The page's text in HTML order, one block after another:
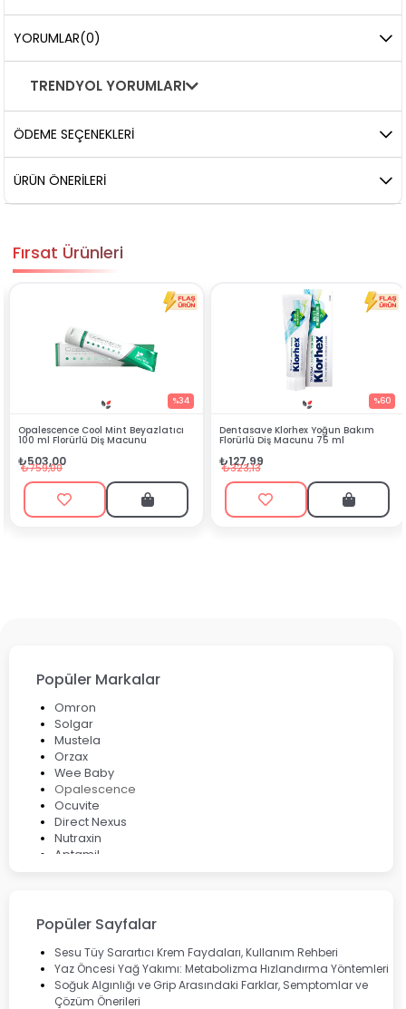
YORUMLAR(0)
TRENDYOL YORUMLARI
ÖDEME SEÇENEKLERI
ÜRÜN ÖNERILERI
Fırsat Ürünleri
Dentasave Klorhex Yoğun Bakım
Florürlü Diş Macunu 75 ml
Black Berry Bitkisel Sprey
Popüler Markalar
Omron
Solgar
Mustela
Orzax
Wee Baby
Opalescence
Ocuvite
Direct Nexus
Nutraxin
Aptamil
Lansinoh
Cebrolux
Dermoskin
Marvis
Rcfarma
Popüler Sayfalar
Sesu Tüy Sarartıcı Krem Faydaları, Kullanım Rehberi
Yaz Öncesi Yağ Yakımı: Metabolizma Hızlandırma Yöntemleri
Soğuk Algınlığı ve Grip Arasındaki Farklar, Semptomlar ve
Çözüm Önerileri